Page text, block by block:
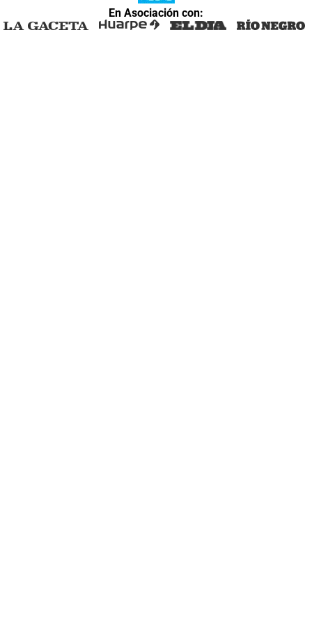
En Asociación con: